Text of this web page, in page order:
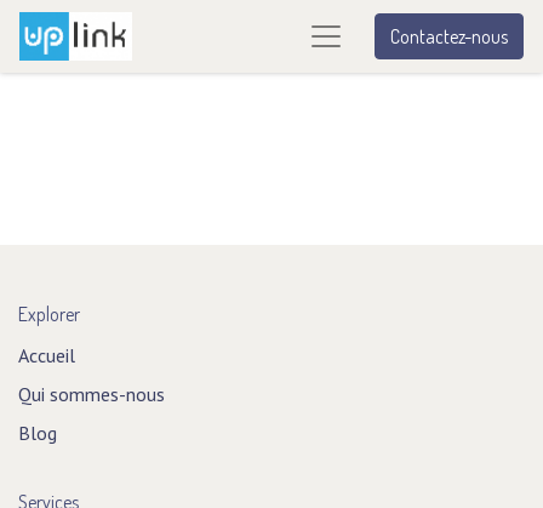
Contactez-nous
Explorer
Accueil
Qui sommes-nous
Blog
Services